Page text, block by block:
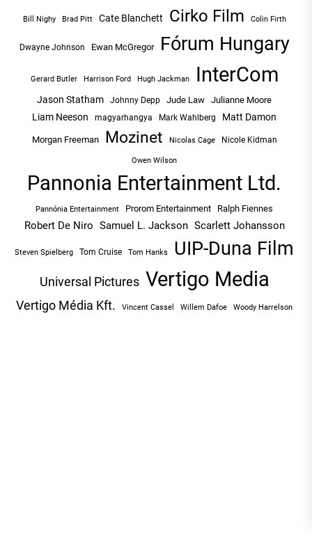
Bill Nighy Brad Pitt Cate Blanchett Cirko Film Colin Firth
Dwayne Johnson Ewan McGregor Fórum Hungary
Gerard Butler Harrison Ford Hugh Jackman InterCom
Jason Statham Johnny Depp Jude Law Julianne Moore
Liam Neeson magyarhangya Mark Wahlberg Matt Damon
Morgan Freeman Mozinet Nicolas Cage Nicole Kidman
Owen Wilson
Pannonia Entertainment Ltd.
Pannónia Entertainment Prorom Entertainment Ralph Fiennes
Robert De Niro Samuel L. Jackson Scarlett Johansson
Steven Spielberg Tom Cruise Tom Hanks UIP-Duna Film
Universal Pictures Vertigo Media
Vertigo Média Kft. Vincent Cassel Willem Dafoe Woody Harrelson